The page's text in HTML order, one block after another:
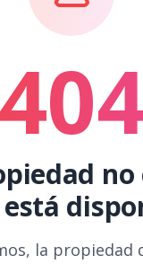
no
la propiedad